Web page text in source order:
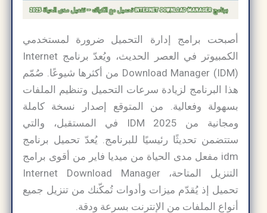
أصبحت برامج إدارة التحميل ضرورة لمستخدمي
الكمبيوتر في العصر الحديث، ويُعدّ برنامج Internet
Download Manager (IDM) من أكثرها شيوعًا. صُمّم
هذا البرنامج لزيادة سرعات التحميل وتنظيم الملفات
بسهولة وفعالية. من المتوقع إصدار نسخة كاملة
ومجانية من IDM 2025 في المستقبل، والتي
ستتضمن تحديثًا رئيسيًا للبرنامج. يُعدّ تحميل برنامج
idm مفعل مدى الحياة من ميديا فاير من أقوى برامج
التنزيل المتاحة، Internet Download Manager
تحميل إذ يُقدّم ميزات وأدوات تُمكّنك من تنزيل جميع
أنواع الملفات من الإنترنت بسرعة ودقة.